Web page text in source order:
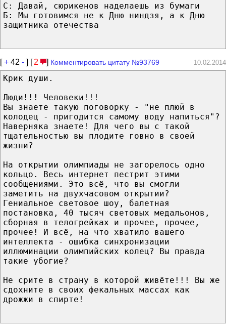
С: Давай, сюрикенов наделаешь из бумаги
Б: Мы готовимся не к Дню ниндзя, а к Дню
защитника отечества
[+ 42 - ] [ 2 ] Комментировать цитату №93769 10.02.2014
Крик души.
Люди!!! Человеки!!!
Вы знаете такую поговорку - "не плюй в
колодец - пригодится самому воду напиться"?
Наверняка знаете! Для чего вы с такой
тщательностью вы плодите говно в своей
жизни?
На открытии олимпиады не загорелось одно
кольцо. Весь интернет пестрит этими
сообщениями. Это всё, что вы смогли
заметить на двухчасовом открытии?
Гениальное световое шоу, балетная
постановка, 40 тысяч световых медальонов,
сборная в телогрейках и прочее, прочее,
прочее! И всё, на что хватило вашего
интеллекта - ошибка синхронизации
иллюминации олимпийских колец? Вы правда
такие убогие?
Не срите в страну в которой живёте!!! Вы же
сдохните в своих фекальных массах как
дрожжи в спирте!